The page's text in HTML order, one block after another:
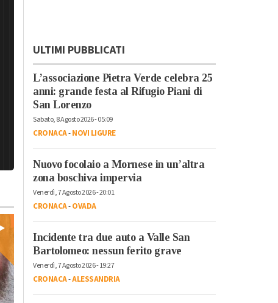
ULTIMI PUBBLICATI
L’associazione Pietra Verde celebra 25
anni: grande festa al Rifugio Piani di
San Lorenzo
Sabato, 8 Agosto 2026 - 05:09
CRONACA-NOVI LIGURE
Nuovo focolaio a Mornese in un’altra
zona boschiva impervia
Venerdì, 7 Agosto 2026 - 20:01
CRONACA-OVADA
Incidente tra due auto a Valle San
Bartolomeo: nessun ferito grave
Venerdì, 7 Agosto 2026 - 19:27
CRONACA-ALESSANDRIA